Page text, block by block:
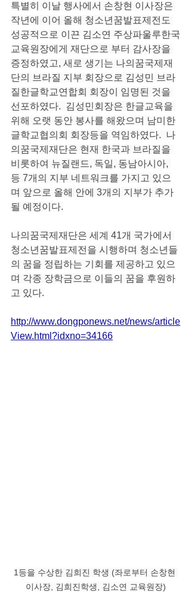
특별히 이날 행사에서 손창현 이사장은
작년에 이어 올해 청소년꿈발표제전도
성공적으로 이끈 김소연 주상파울루한국
교육원장에게 재단으로 부터 감사장을
증정하였고, 새로 생기는 나의꿈국제재
단의 브라질 지부 회장으로 김성민 브라
질한글학교연합회 회장이 임명된 것을
선포하였다.  김성민회장은 한글교육을
위해 오랫 동안 봉사를 해왔으며 남미한
글학교협의회 회장등을 역임하였다.  나
의꿈국제재단은 현재 한국과 브라질을
비롯하여 뉴질랜드, 독일, 동남아시아,
등 7개의 지부 네트워크를 가지고 있으
며 앞으로 올해 안에 3개의 지부가 추가
될 예정이다.
나의꿈국제재단은 세계 41개 국가에서
청소년꿈발표제전을 시행하며 청소년들
의 꿈을 정립하는 기회를 제공하고 있으
며 각종 장학금으로 이들의 꿈을 후원하
고 있다.
http://www.dongponews.net/news/article
View.html?idxno=34166
1등을 수상한 김희진 학생 (좌로부터 손창현
이사장, 김희진학생, 김소연 교육원장)